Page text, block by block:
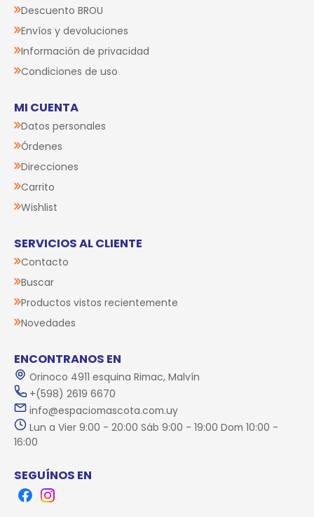
Descuento BROU
Envíos y devoluciones
Información de privacidad
Condiciones de uso
MI CUENTA
Datos personales
Órdenes
Direcciones
Carrito
Wishlist
SERVICIOS AL CLIENTE
Contacto
Buscar
Productos vistos recientemente
Novedades
ENCONTRANOS EN
Orinoco 4911 esquina Rimac, Malvín
+(598) 2619 6670
info@espaciomascota.com.uy
Lun a Vier 9:00 - 20:00 Sáb 9:00 - 19:00 Dom 10:00 -
16:00
SEGUÍNOS EN
FacebookInstagram